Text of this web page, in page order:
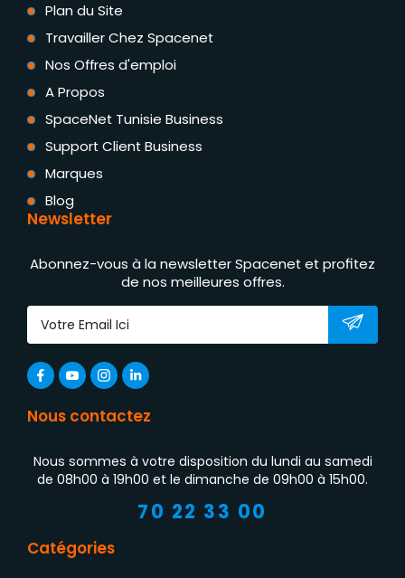
Plan du Site
Travailler Chez Spacenet
Nos Offres d'emploi
A Propos
SpaceNet Tunisie Business
Support Client Business
Marques
Blog
Newsletter
Abonnez-vous à la newsletter Spacenet et profitez
de nos meilleures offres.
Nous contactez
Nous sommes à votre disposition du lundi au samedi
de 08h00 à 19h00 et le dimanche de 09h00 à 15h00.
70 22 33 00
Catégories